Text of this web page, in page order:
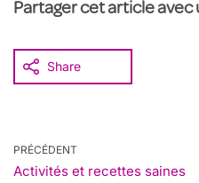
Partager cet article avec
Share
PRÉCÉDENT
Activités et recettes saines